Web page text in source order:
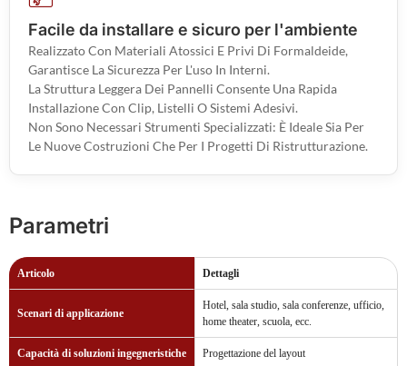
Facile da installare e sicuro per l'ambiente
Realizzato Con Materiali Atossici E Privi Di Formaldeide,
Garantisce La Sicurezza Per L'uso In Interni.
La Struttura Leggera Dei Pannelli Consente Una Rapida
Installazione Con Clip, Listelli O Sistemi Adesivi.
Non Sono Necessari Strumenti Specializzati: È Ideale Sia Per
Le Nuove Costruzioni Che Per I Progetti Di Ristrutturazione.
Parametri
Articolo Dettagli
Scenari di applicazione
Hotel, sala studio, sala conferenze, ufficio,
home theater, scuola, ecc.
Capacità di soluzioni ingegneristiche Progettazione del layout